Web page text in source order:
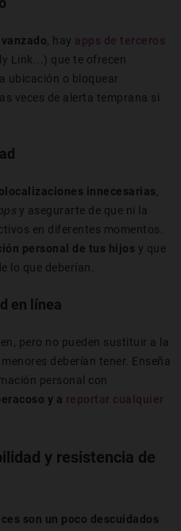
, hay apps de terceros
Link...) que te ofrecen
ubicación o bloquear
veces de alerta temprana si
innecesarias,
y asegurarte de que ni la
en diferentes momentos.
personal de tus hijos y que
lo que deberían.
en línea
pero no pueden sustituir a la
deberían tener. Enseña
personal con
y a reportar cualquier
y resistencia de
son un poco descuidados